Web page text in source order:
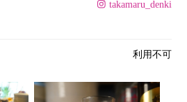
takamaru_denki
利用不可